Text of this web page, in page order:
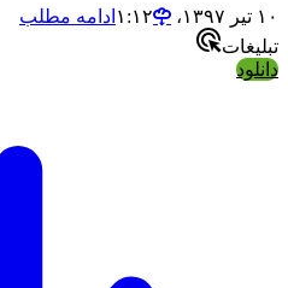
۱۰ تیر ۱۳۹۷،‏ ۱:۱۲
ادامه مطلب
تبلیغات
دانلود